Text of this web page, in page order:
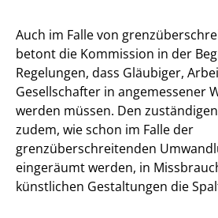
Auch im Falle von
betont die Kommission in der
Regelungen, dass Gläubiger,
Gesellschafter in angemessener
werden müssen. Den
zudem, wie schon im Falle der
grenzüberschreitenden
eingeräumt werden, in
künstlichen Gestaltungen die